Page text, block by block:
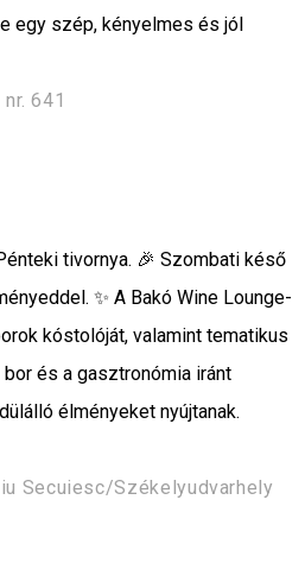
egy szép, kényelmes és jól
641
tivornya. 🎉 Szombati késő
✨️ A Bakó Wine Lounge-
kóstolóját, valamint tematikus
és a gasztronómia iránt
élményeket nyújtanak.
Secuiesc/Székelyudvarhely